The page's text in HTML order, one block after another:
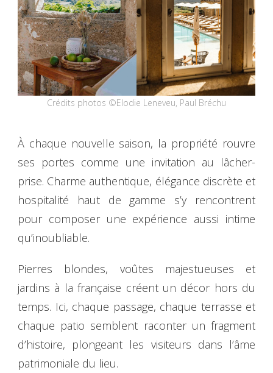
Crédits photos ©Elodie Leneveu, Paul Bréchu
À chaque nouvelle saison, la propriété rouvre
ses portes comme une invitation au lâcher-
prise. Charme authentique, élégance discrète et
hospitalité haut de gamme s’y rencontrent
pour composer une expérience aussi intime
qu’inoubliable.
Pierres blondes, voûtes majestueuses et
jardins à la française créent un décor hors du
temps. Ici, chaque passage, chaque terrasse et
chaque patio semblent raconter un fragment
d’histoire, plongeant les visiteurs dans l’âme
patrimoniale du lieu.